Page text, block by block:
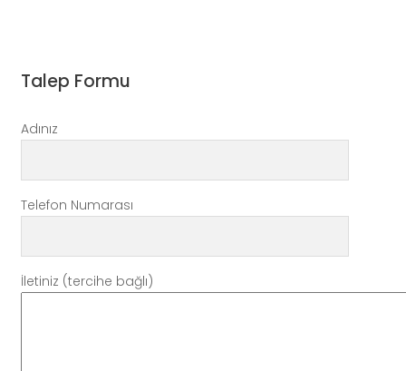
Talep Formu
Adınız
Telefon Numarası
İletiniz (tercihe bağlı)